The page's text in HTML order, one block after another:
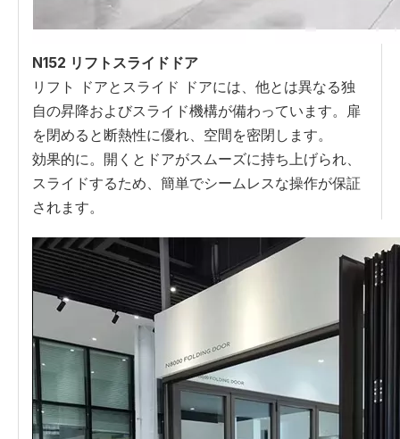
N152 リフトスライドドア
リフト ドアとスライド ドアには、他とは異なる独
自の昇降およびスライド機構が備わっています。扉
を閉めると断熱性に優れ、空間を密閉します。
効果的に。開くとドアがスムーズに持ち上げられ、
スライドするため、簡単でシームレスな操作が保証
されます。